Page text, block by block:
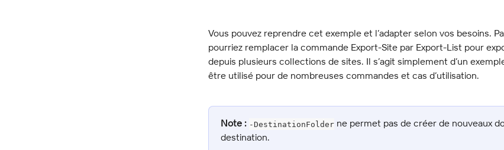
Vous pouvez reprendre cet exemple et l’adapter selon vos besoins.
pourriez remplacer la commande Export-Site par Export-List pour
depuis plusieurs collections de sites. Il s’agit simplement d’un
être utilisé pour de nombreuses commandes et cas d’utilisation.
Note : -DestinationFolder ne permet pas de créer de nouveaux
destination.